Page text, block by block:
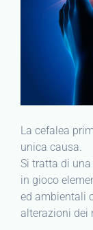
La cefalea
unica causa.
Si tratta di
in gioco
ed ambientali
alterazioni dei